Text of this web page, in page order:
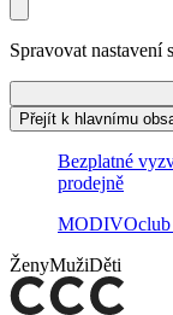
Spravovat nastavení
Přejít k hlavnímu
Bezplatné
prodejně
MODIVOclub
ŽenyMužiDěti